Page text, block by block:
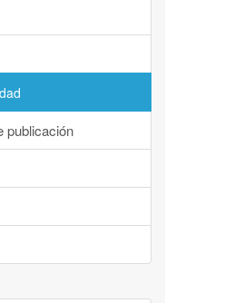
publicación